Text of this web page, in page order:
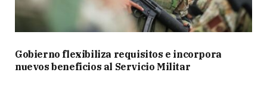
Gobierno flexibiliza requisitos e incorpora
nuevos beneficios al Servicio Militar